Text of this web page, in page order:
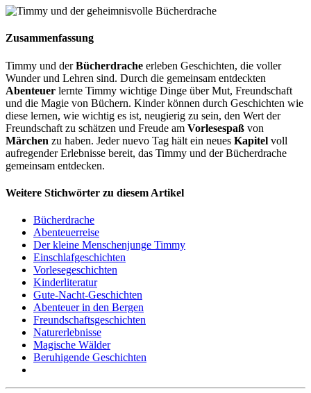
Zusammenfassung
Timmy und derBücherdrache erleben Geschichten, die voller
Wunder und Lehren sind. Durch die gemeinsam entdeckten
Abenteuer lernte Timmy wichtige Dinge über Mut, Freundschaft
und die Magie von Büchern. Kinder können durch Geschichten wie
diese lernen, wie wichtig es ist, neugierig zu sein, den Wert der
Freundschaft zu schätzen und Freude am Vorlesespaß von
Märchen zu haben. Jeder nuevo Tag hält ein neues Kapitel voll
aufregender Erlebnisse bereit, das Timmy und der Bücherdrache
gemeinsam entdecken.
Weitere Stichwörter zu diesem Artikel
Bücherdrache
Abenteuerreise
Der kleine Menschenjunge Timmy
Einschlafgeschichten
Vorlesegeschichten
Kinderliteratur
Gute-Nacht-Geschichten
Abenteuer in den Bergen
Freundschaftsgeschichten
Naturerlebnisse
Magische Wälder
Beruhigende Geschichten